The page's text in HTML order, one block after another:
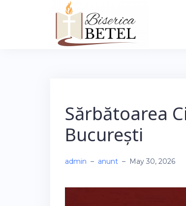
Sărbătoarea
București
admin – anunt – May 30, 2026